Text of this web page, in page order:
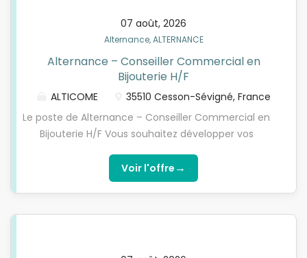
07 août, 2026
Alternance, ALTERNANCE
Alternance – Conseiller Commercial en
Bijouterie H/F
ALTICOME
35510 Cesson-Sévigné, France
Le poste de Alternance – Conseiller Commercial en
Bijouterie H/F Vous souhaitez développer vos
développement commercial dans le cadre d'un
Bachelor Marketing & Développement Commercial
partenaire propose des collections de bijoux et
Voir l'offre →